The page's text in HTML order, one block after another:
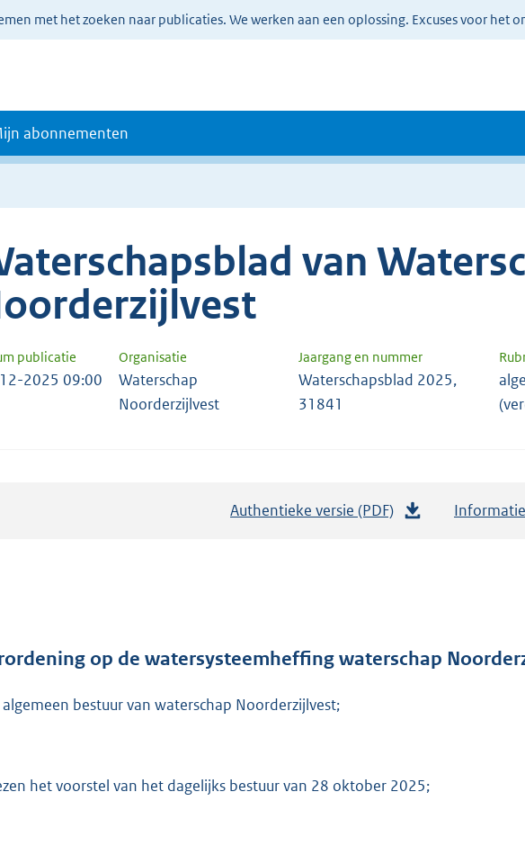
met het zoeken naar publicaties. We werken aan een oplossing. Excuses voor het
abonnementen
van
publicatie Organisatie Jaargang en nummer
2025 09:00
Waterschap
Noorderzijlvest
Waterschapsblad 2025,
31841
Authentieke versie (PDF)
d
o
Informatie
op de watersysteemheffing waterschap
bestuur van waterschap Noorderzijlvest;
het voorstel van het dagelijks bestuur van 28 oktober 2025;